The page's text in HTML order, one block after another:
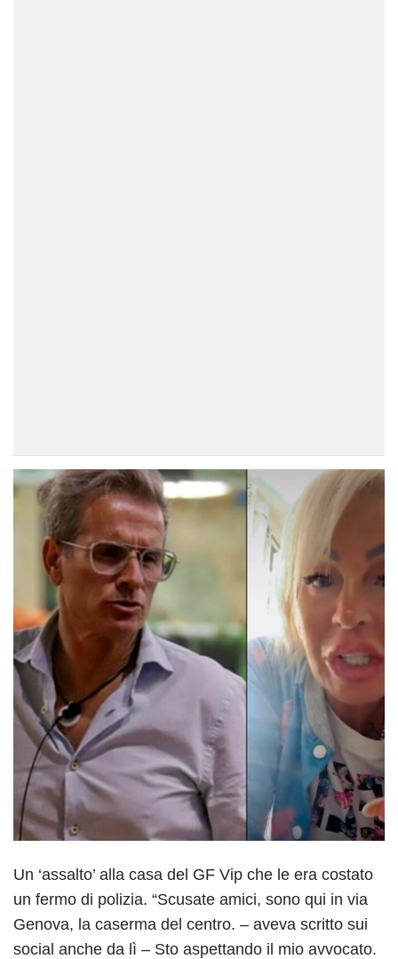
Un ‘assalto’ alla casa del GF Vip che le era costato
un fermo di polizia. “Scusate amici, sono qui in via
Genova, la caserma del centro. – aveva scritto sui
social anche da lì – Sto aspettando il mio avvocato.